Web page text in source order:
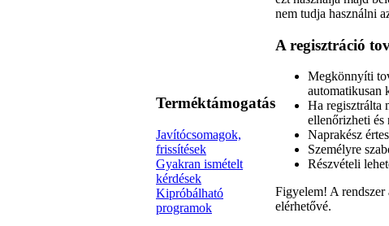
Terméktámogatás
Javítócsomagok,
frissítések
Gyakran ismételt
kérdések
Kipróbálható
programok
nem tudja használni
A regisztráció
Megkönnyíti
automatikusan
Ha regisztrálta
ellenőrizheti és
Naprakész
Személyre
Részvételi
Figyelem! A rendszer
elérhetővé.